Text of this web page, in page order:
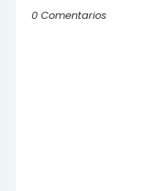
0 Comentarios